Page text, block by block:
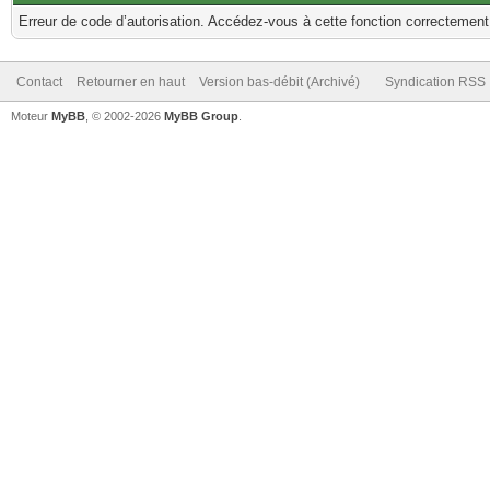
Erreur de code d’autorisation. Accédez-vous à cette fonction
Contact Retourner en haut Version bas-débit (Archivé) Syndication RSS
Moteur MyBB , © 2002-2026 MyBB Group